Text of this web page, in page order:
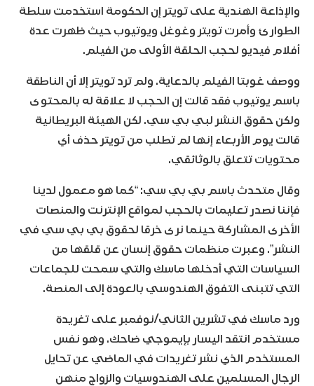
والإذاعة الهندية على تويتر إن الحكومة استخدمت سلطة
الطوارئ وأمرت تويتر وغوغل ويوتيوب حيث ظهرت عدة
أفلام فيديو لحجب الحلقة الأولى من الفيلم.
ووصف غوبتا الفيلم بالدعاية. ولم ترد تويتر إلا أن الناطقة
باسم يوتيوب فقد قالت إن الحجب لا علاقة له بالمحتوى
ولكن حقوق النشر لبي بي سي. لكن الهيئة البريطانية
قالت يوم الأربعاء إنها لم تطلب من تويتر حذف أي
محتويات تتعلق بالوثائقي.
وقال متحدث باسم بي بي سي: “كما هو معمول لدينا
فإننا نصدر تعليمات بالحجب لمواقع الإنترنت والمنصات
الأخرى المشاركة حينما نرى خرقا لحقوق بي بي سي في
النشر”. وعبرت منظمات حقوق إنسان عن قلقها من
السياسات التي أدخلها ماسك والتي سمحت للجماعات
التي تتبنى التفوق الهندوسي بالعودة إلى المنصة.
ورد ماسك في تشرين الثاني/نوفمبر على تغريدة
مستخدم انتقد اليسار بإيموجي ضاحك. وهو نفس
المستخدم الذي نشر تغريدات في الماضي عن تحايل
الرجال المسلمين على الهندوسيات والزواج منهن